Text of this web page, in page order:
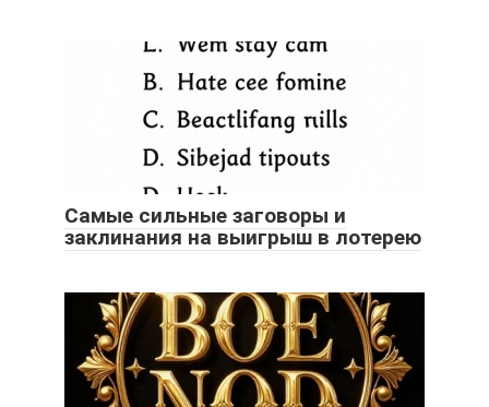
Самые сильные заговоры и
заклинания на выигрыш в лотерею